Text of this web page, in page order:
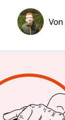
Von
Der
sich, das
noch